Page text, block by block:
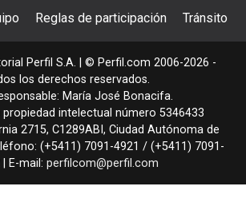
Reglas de participación Tránsito
Perfil S.A. | © Perfil.com 2006-2026 -
los derechos reservados.
María José Bonacifa.
propiedad intelectual número 5346433
2715, C1289ABI , Ciudad Autónoma de
(+5411) 7091-4921 / (+5411) 7091-
| E-mail: perfilcom@perfil.com